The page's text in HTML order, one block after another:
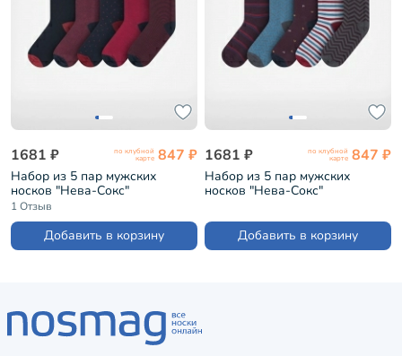
1681 ₽ по клубной
карте 847 ₽
Набор из 5 пар мужских
носков "Нева-Сокс"
"Президент" (НС-5-НМ34)
1 Отзыв
Добавить в корзину
1681 ₽ по клубной
карте 847 ₽
Набор из 5 пар мужских
носков "Нева-Сокс"
Добавить в корзину